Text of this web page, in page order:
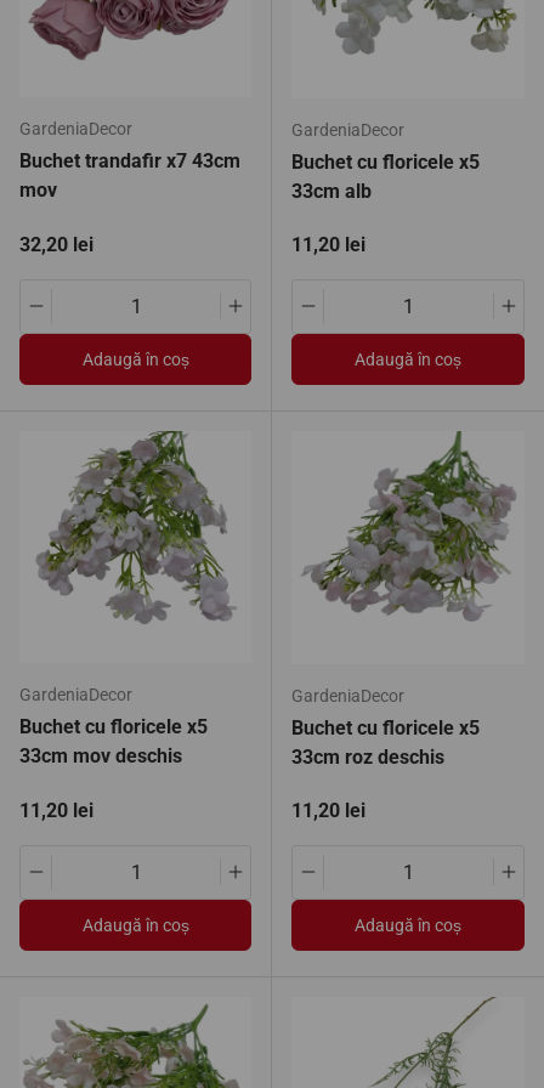
GardeniaDecor
Buchet trandafir x7 43cm
mov
Preț standard
32,20 lei
Translation missing: ro.products.product.quantity.decrease
Translation missing:
Adaugă în coș
GardeniaDecor
Buchet cu floricele x5
33cm alb
Preț standard
11,20 lei
Translation missing:
Adaugă în coș
GardeniaDecor
Buchet cu floricele x5
33cm mov deschis
Preț standard
11,20 lei
Translation missing: ro.products.product.quantity.decrease
Translation missing:
Adaugă în coș
GardeniaDecor
Buchet cu floricele x5
33cm roz deschis
Preț standard
11,20 lei
Translation missing:
Adaugă în coș